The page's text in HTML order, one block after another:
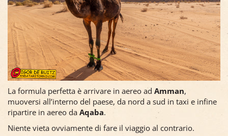
La formula perfetta è arrivare in aereo ad Amman,
muoversi all’interno del paese, da nord a sud in taxi e infine
ripartire in aereo da Aqaba.
Niente vieta ovviamente di fare il viaggio al contrario.